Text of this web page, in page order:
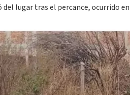
del lugar tras el percance, ocurrido